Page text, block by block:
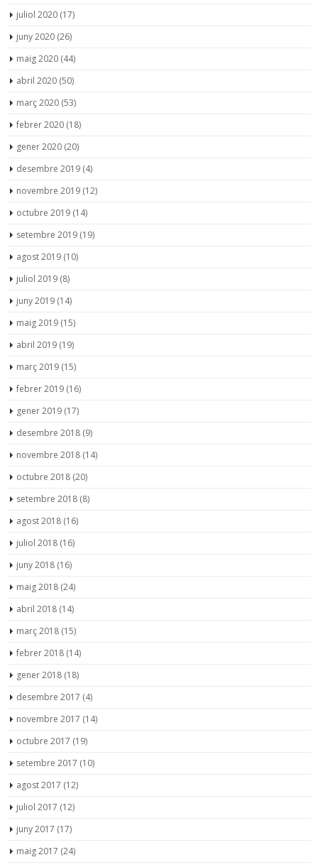
juliol 2020 (17)
juny 2020 (26)
maig 2020 (44)
abril 2020 (50)
març 2020 (53)
febrer 2020 (18)
gener 2020 (20)
desembre 2019 (4)
novembre 2019 (12)
octubre 2019 (14)
setembre 2019 (19)
agost 2019 (10)
juliol 2019 (8)
juny 2019 (14)
maig 2019 (15)
abril 2019 (19)
març 2019 (15)
febrer 2019 (16)
gener 2019 (17)
desembre 2018 (9)
novembre 2018 (14)
octubre 2018 (20)
setembre 2018 (8)
agost 2018 (16)
juliol 2018 (16)
juny 2018 (16)
maig 2018 (24)
abril 2018 (14)
març 2018 (15)
febrer 2018 (14)
gener 2018 (18)
desembre 2017 (4)
novembre 2017 (14)
octubre 2017 (19)
setembre 2017 (10)
agost 2017 (12)
juliol 2017 (12)
juny 2017 (17)
maig 2017 (24)